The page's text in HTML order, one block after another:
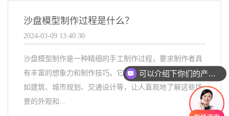
沙盘模型制作过程是什么？
2024-03-09 13:40:30
沙盘模型制作是一种精细的手工制作过程，要求制作者具
有丰富的想象力和制作技巧。它可以用于展示各种场景，
如建筑、城市规划、交通设计等，让人直观地了解这些场
景的外观和...
可以介绍下你们的产品么